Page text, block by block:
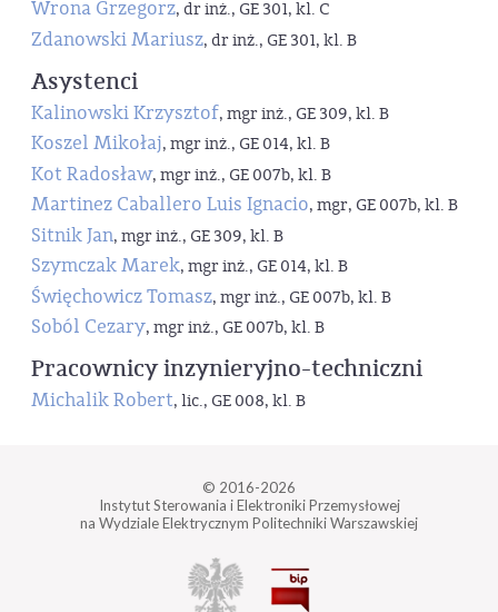
Wrona Grzegorz, dr inż., GE 301, kl. C
Zdanowski Mariusz, dr inż., GE 301, kl. B
Asystenci
Kalinowski Krzysztof, mgr inż., GE 309, kl. B
Koszel Mikołaj, mgr inż., GE 014, kl. B
Kot Radosław, mgr inż., GE 007b, kl. B
Martinez Caballero Luis Ignacio, mgr, GE 007b, kl. B
Sitnik Jan, mgr inż., GE 309, kl. B
Szymczak Marek, mgr inż., GE 014, kl. B
Święchowicz Tomasz, mgr inż., GE 007b, kl. B
Soból Cezary, mgr inż., GE 007b, kl. B
Pracownicy inzynieryjno-techniczni
Michalik Robert, lic., GE 008, kl. B
© 2016-2026
Instytut Sterowania i Elektroniki Przemysłowej
na Wydziale Elektrycznym Politechniki Warszawskiej